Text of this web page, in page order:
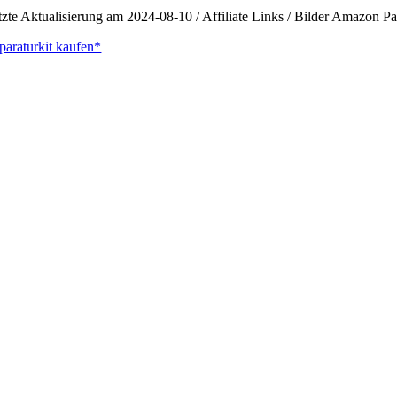
Aktualisierung am 2024-08-10 / Affiliate Links / Bilder Amazon
kaufen*